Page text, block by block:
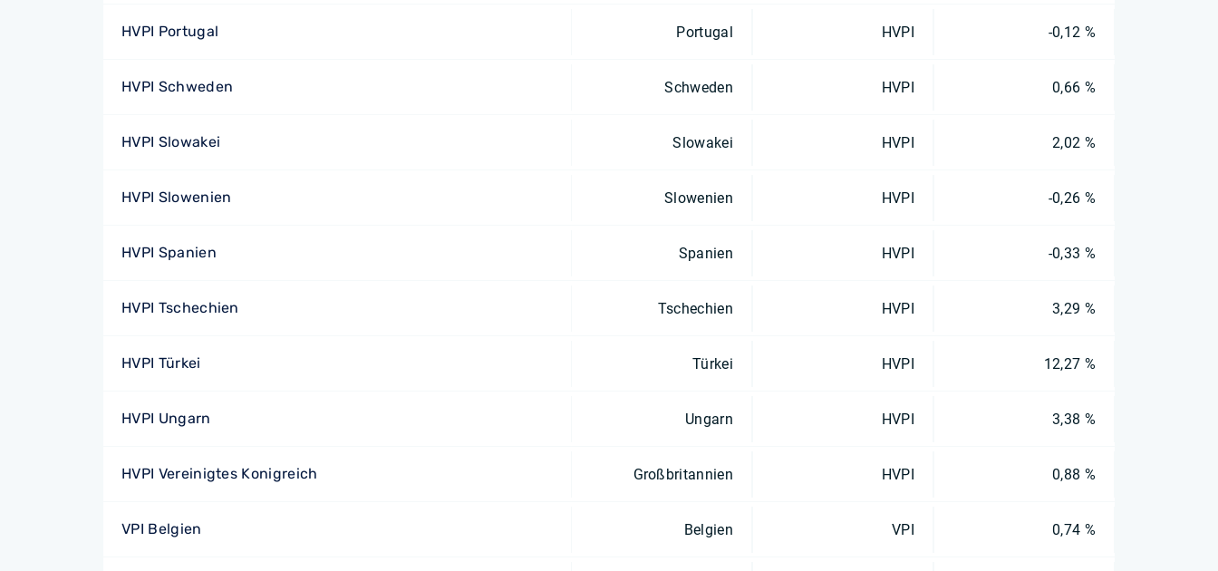
HVPI Portugal Portugal HVPI -0,12 %
HVPI Schweden Schweden HVPI 0,66 %
HVPI Slowakei Slowakei HVPI 2,02 %
HVPI Slowenien Slowenien HVPI -0,26 %
HVPI Spanien Spanien HVPI -0,33 %
HVPI Tschechien Tschechien HVPI 3,29 %
HVPI Türkei Türkei HVPI 12,27 %
HVPI Ungarn Ungarn HVPI 3,38 %
HVPI Vereinigtes Konigreich Großbritannien HVPI 0,88 %
VPI Belgien Belgien VPI 0,74 %